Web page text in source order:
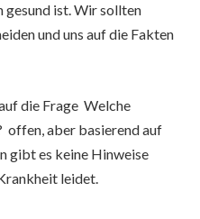
gesund ist. Wir sollten
und uns auf die Fakten
die Frage Welche
aber basierend auf
gibt es keine Hinweise
leidet.